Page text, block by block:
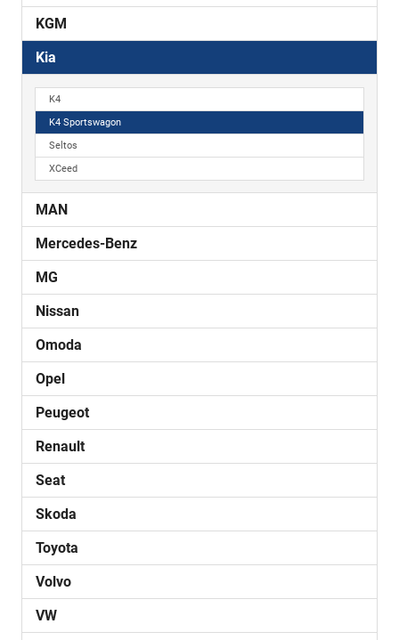
KGM
Kia
K4
K4 Sportswagon
Seltos
XCeed
MAN
Mercedes-Benz
MG
Nissan
Omoda
Opel
Peugeot
Renault
Seat
Skoda
Toyota
Volvo
VW